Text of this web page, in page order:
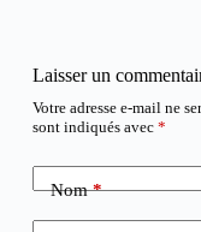
Laisser un
Votre adresse e-mail ne
sont indiqués avec *
Nom*